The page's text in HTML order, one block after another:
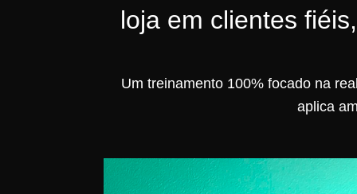
loja em clientes
Um treinamento 100% focado na
aplica